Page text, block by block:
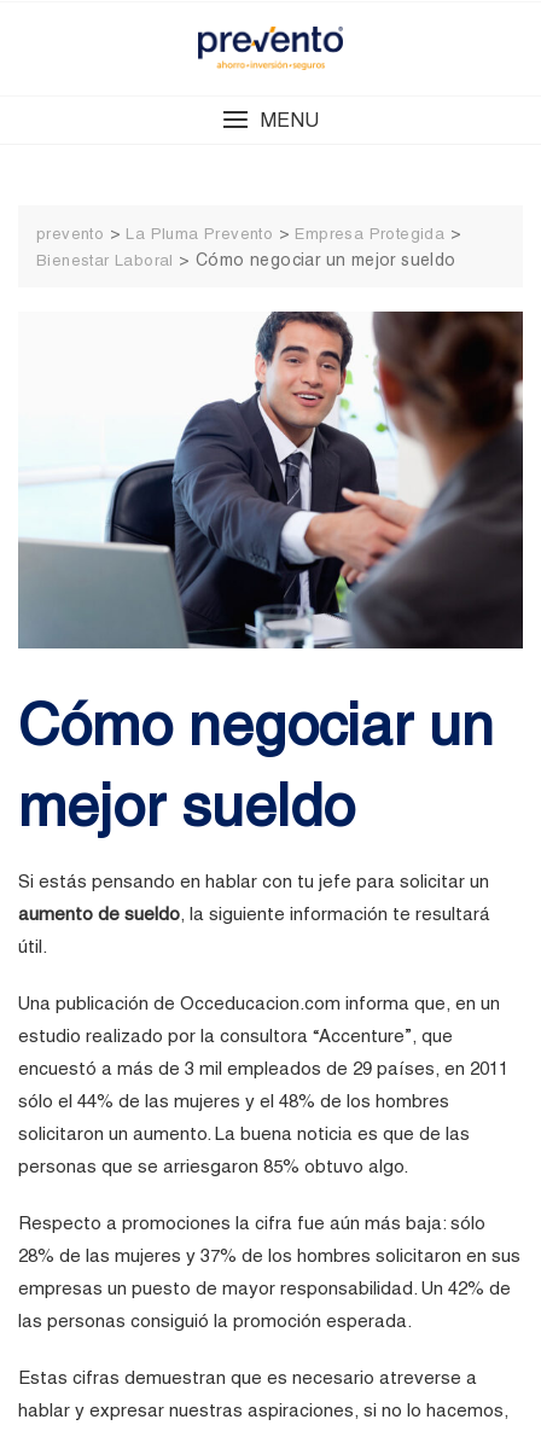
MENU
prevento > La Pluma Prevento > Empresa Protegida >
Bienestar Laboral >Cómo negociar un mejor sueldo
Cómo negociar un
mejor sueldo
Si estás pensando en hablar con tu jefe para solicitar un
aumento de sueldo, la siguiente información te resultará
útil.
Una publicación de Occeducacion.com informa que, en un
estudio realizado por la consultora “Accenture”, que
encuestó a más de 3 mil empleados de 29 países, en 2011
sólo el 44% de las mujeres y el 48% de los hombres
solicitaron un aumento. La buena noticia es que de las
personas que se arriesgaron 85% obtuvo algo.
Respecto a promociones la cifra fue aún más baja: sólo
28% de las mujeres y 37% de los hombres solicitaron en sus
empresas un puesto de mayor responsabilidad. Un 42% de
las personas consiguió la promoción esperada.
Estas cifras demuestran que es necesario atreverse a
hablar y expresar nuestras aspiraciones, si no lo hacemos,